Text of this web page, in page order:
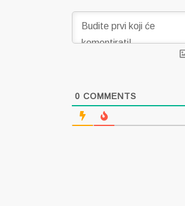
0 COMMENTS